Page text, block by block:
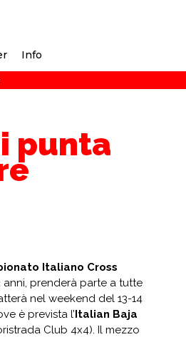
Info
punta
Italiano Cross
prenderà parte a tutte
nel weekend del 13-14
è prevista l’Italian Baja
Club 4x4). Il mezzo